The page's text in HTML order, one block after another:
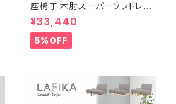
座椅子 木肘スーパーソフトレザ
ー座椅子 リクライニング回転座
椅子 座椅子 父の日 敬老の日
プレゼント 完成品
¥33,440
5%OFF